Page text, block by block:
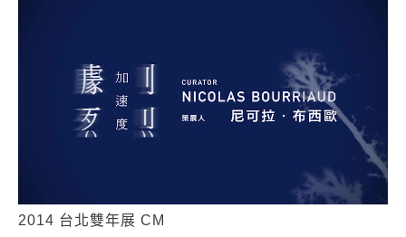
2014 台北雙年展 CM